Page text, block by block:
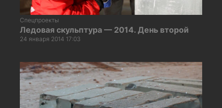
Спецпроекты
Ледовая скульптура — 2014. День второй
24 января 2014 17:03